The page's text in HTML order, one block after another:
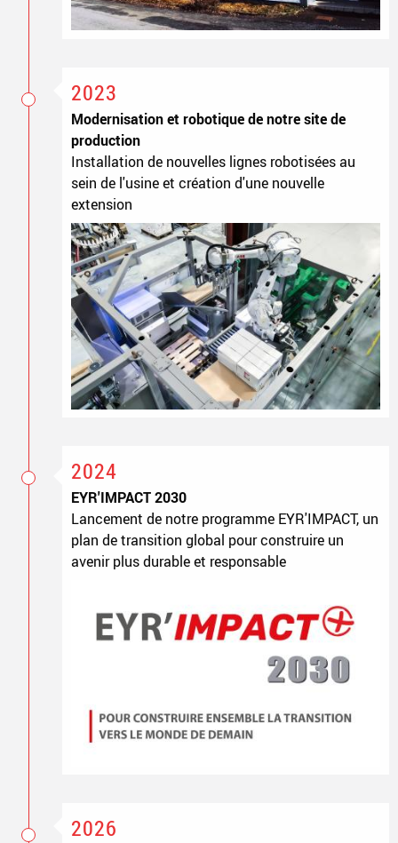
2023
Modernisation et robotique de notre site de
production
Installation de nouvelles lignes robotisées au
sein de l'usine et création d'une nouvelle
extension
2024
EYR'IMPACT 2030
Lancement de notre programme EYR'IMPACT, un
plan de transition global pour construire un
avenir plus durable et responsable
2026